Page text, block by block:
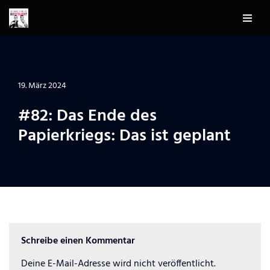
Zum
19. März 2024
#82: Das Ende des
Papierkriegs: Das ist geplant
Schreibe einen Kommentar
Deine E-Mail-Adresse wird nicht veröffentlicht.